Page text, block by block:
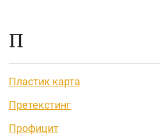
П
Пластик карта
Претекстинг
Профицит